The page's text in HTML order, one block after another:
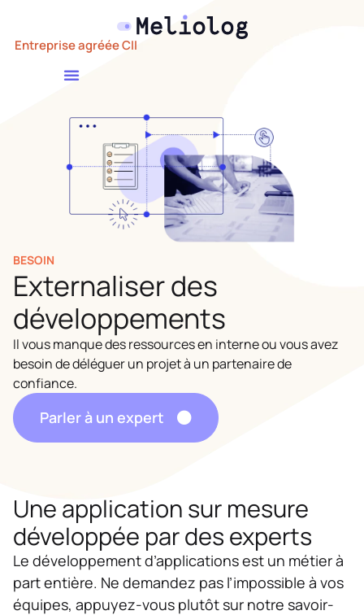
Entreprise agréée CII
BESOIN
Externaliser des
développements
Il vous manque des ressources en interne ou vous avez
besoin de déléguer un projet à un partenaire de
confiance.
Parler à un expert
Une application sur mesure
développée par des experts
Le développement d’applications est un métier à
part entière. Ne demandez pas l’impossible à vos
équipes, appuyez-vous plutôt sur notre savoir-